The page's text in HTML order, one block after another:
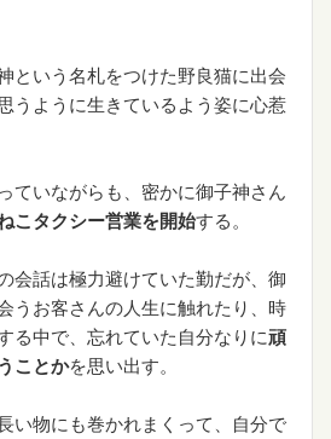
という名札をつけた野良猫に出会
うように生きているよう姿に心惹
ていながらも、密かに御子神さん
こタクシー営業を開始する。
会話は極力避けていた勤だが、御
うお客さんの人生に触れたり、時
る中で、忘れていた自分なりに頑
ことかを思い出す。
い物にも巻かれまくって、自分で